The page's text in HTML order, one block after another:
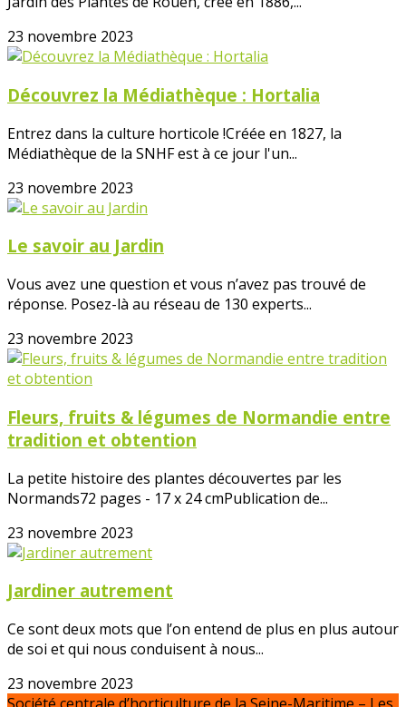
23 novembre 2023
Découvrez la Médiathèque : Hortalia
Entrez dans la culture horticole !Créée en 1827, la
Médiathèque de la SNHF est à ce jour l'un...
23 novembre 2023
Le savoir au Jardin
Vous avez une question et vous n’avez pas trouvé de
réponse. Posez-là au réseau de 130 experts...
23 novembre 2023
Fleurs, fruits & légumes de Normandie entre
tradition et obtention
La petite histoire des plantes découvertes par les
Normands72 pages - 17 x 24 cmPublication de...
23 novembre 2023
Jardiner autrement
Ce sont deux mots que l’on entend de plus en plus autour
de soi et qui nous conduisent à nous...
23 novembre 2023